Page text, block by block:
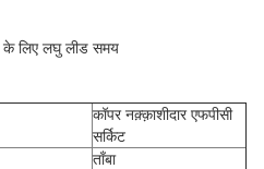
के लिए लघु लीड समय
कॉपर नक़्क़ाशीदार एफपीसी
सर्किट
ताँबा